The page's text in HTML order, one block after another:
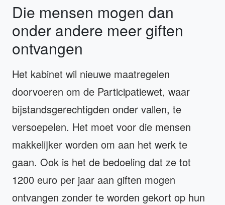
Die mensen mogen dan
onder andere meer giften
ontvangen
Het kabinet wil nieuwe maatregelen
doorvoeren om de Participatiewet, waar
bijstandsgerechtigden onder vallen, te
versoepelen. Het moet voor die mensen
makkelijker worden om aan het werk te
gaan. Ook is het de bedoeling dat ze tot
1200 euro per jaar aan giften mogen
ontvangen zonder te worden gekort op hun